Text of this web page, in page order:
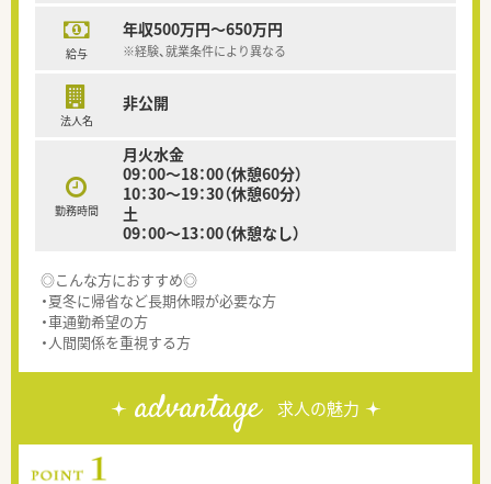
給与
年収500万円～650万円
※経験、就業条件により異なる
法人名
非公開
勤務時間
月火水金
09：00～18：00（休憩60分）
10：30～19：30（休憩60分）
土
09：00～13：00（休憩なし）
◎こんな方におすすめ◎
・夏冬に帰省など長期休暇が必要な方
・車通勤希望の方
・人間関係を重視する方
advantage 求人の魅力